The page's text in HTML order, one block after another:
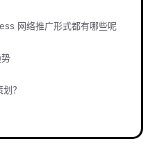
网络推广形式都有哪些呢
？